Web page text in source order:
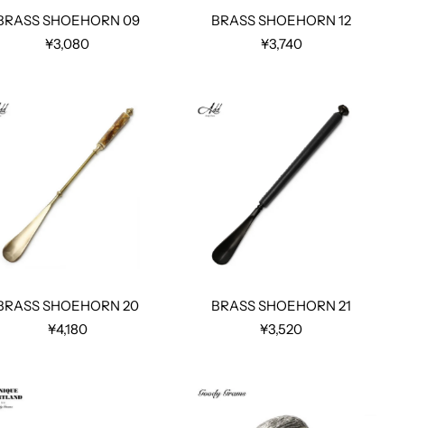
SHOEHORN 09
¥3,080
BRASS SHOEHORN 12
¥3,740
SHOEHORN 20
¥4,180
BRASS SHOEHORN 21
¥3,520